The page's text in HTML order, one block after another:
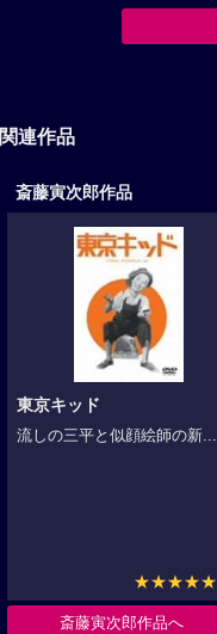
関連作品
斎藤寅次郎作品
東京キッド
流しの三平と似顔絵師の新...
★★★★★
斎藤寅次郎作品へ